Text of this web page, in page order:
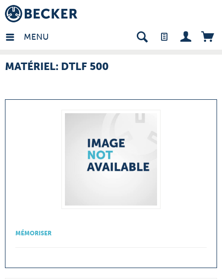
MENU
- FR
MATÉRIEL: DTLF 500
MÉMORISER